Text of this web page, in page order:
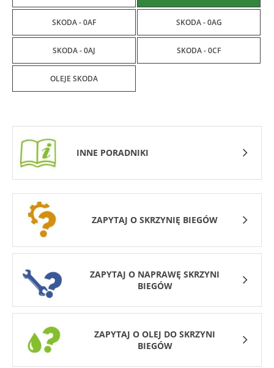
SKODA - 0AF SKODA - 0AG
SKODA - 0AJ SKODA - 0CF
OLEJE SKODA
INNE PORADNIKI
ZAPYTAJ O SKRZYNIĘ BIEGÓW
ZAPYTAJ O NAPRAWĘ SKRZYNI
BIEGÓW
ZAPYTAJ O OLEJ DO SKRZYNI
BIEGÓW